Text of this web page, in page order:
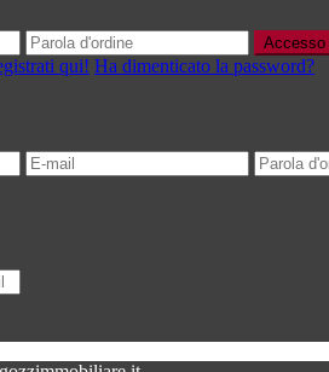
Accesso
qui! Ha dimenticato la password?